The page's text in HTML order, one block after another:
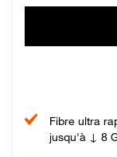
Fibre ultra
jusqu'à ↓ 8